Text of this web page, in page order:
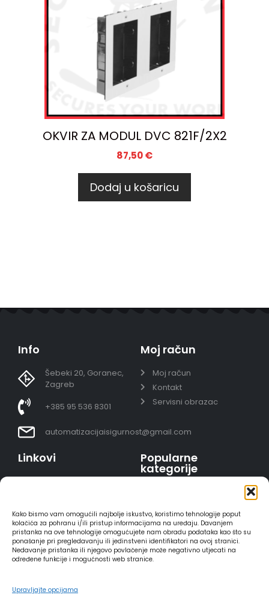
Kako bismo vam omogućili najbolje iskustvo, koristimo tehnologije poput
kolačića za pohranu i/ili pristup informacijama na uređaju. Davanjem
pristanka na ove tehnologije omogućujete nam obradu podataka kao što su
ponašanje pri pregledavanju ili jedinstveni identifikatori na ovoj stranici.
Nedavanje pristanka ili njegovo povlačenje može negativno utjecati na
određene funkcije i mogućnosti web stranice.
Upravljajte opcijama
OKVIR ZA MODUL DVC 821F/2X2
87,50€
Dodaj u košaricu
Info
Šebeki 20, Goranec,
Zagreb
+385 95 536 8301
automatizacijaisigurnost@gmail.com
Moj račun
Moj račun
Kontakt
Servisni obrazac
Linkovi
Sigurno plaćanje
karticama
Dostava
Načini plaćanja
Raskid ugovora
Popularne
kategorije
Video nadzor - kompleti
AJAX alarmi
HIKVISION portafoni
REOLINK kamere
DVC portafoni